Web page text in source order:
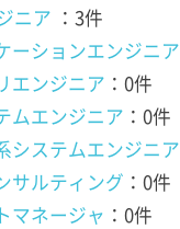
ニア ：3件
ーションエンジニア
エンジニア ：0件
ムエンジニア ：0件
システムエンジニア
サルティング ：0件
マネージャ ：0件